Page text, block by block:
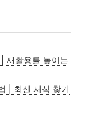
재활용률 높이는
| 최신 서식 찾기